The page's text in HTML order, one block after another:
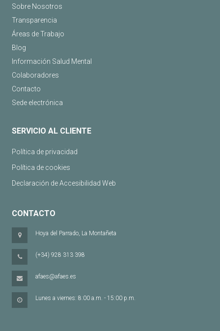
Sobre Nosotros
Transparencia
Áreas de Trabajo
Blog
Información Salud Mental
Colaboradores
Contacto
Sede electrónica
SERVICIO AL CLIENTE
Política de privacidad
Política de cookies
Declaración de Accesibilidad Web
CONTACTO
Hoya del Parrado, La Montañeta
(+34) 928 313 398
afaes@afaes.es
Lunes a viernes: 8:00 a.m. - 15:00 p.m.